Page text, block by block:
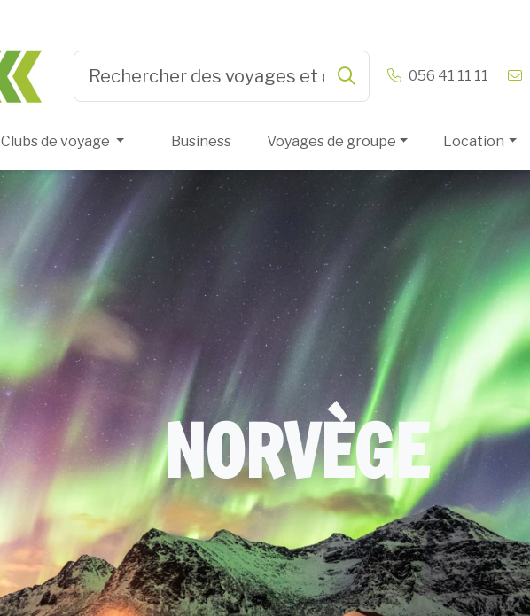
Herman & Vandamme 056 41 11 11
Clubs de voyage Business Voyages de groupe Location
NORVÈGE